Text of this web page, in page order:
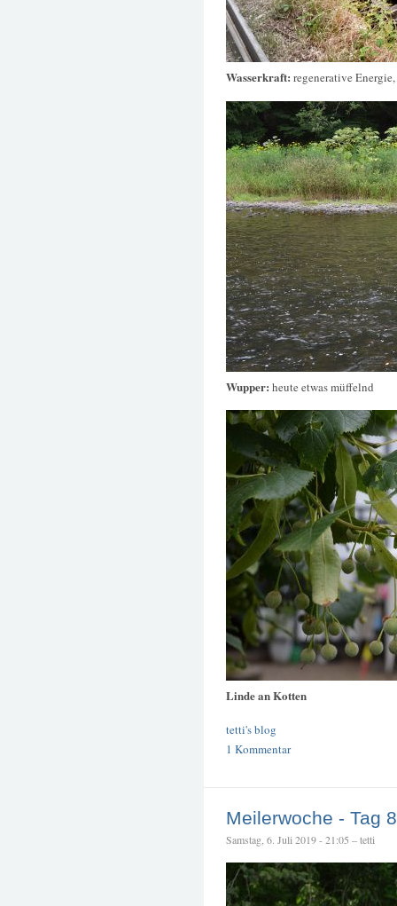
Wasserkraft: regenerative
Wupper: heute etwas müffelnd
Linde an Kotten
tetti's blog
1 Kommentar
Meilerwoche - Tag 8
Samstag, 6. Juli 2019 - 21:05 – tetti